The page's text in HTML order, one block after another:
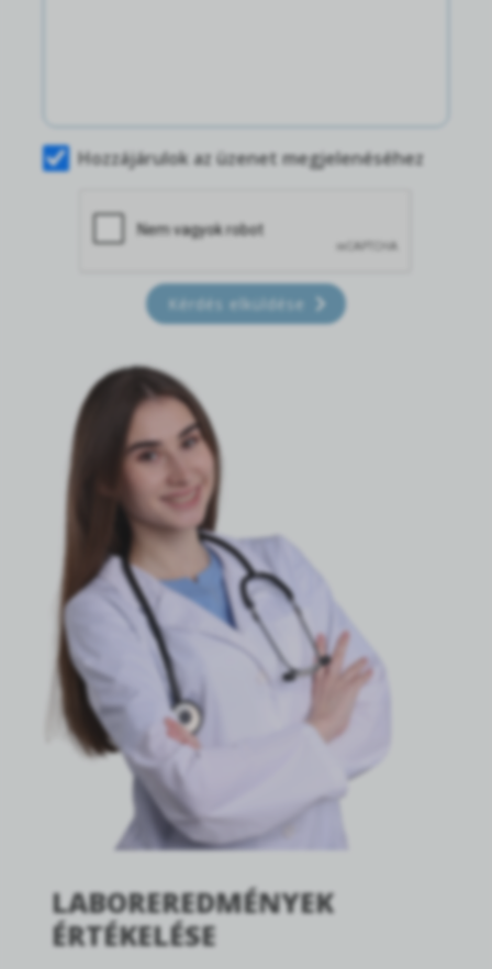
Hozzájárulok az üzenet megjelenéséhez
Kérdés elküldése
LABOREREDMÉNYEK
ÉRTÉKELÉSE